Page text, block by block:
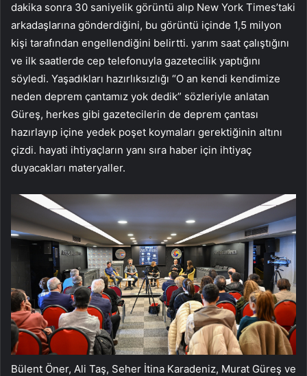
dakika sonra 30 saniyelik görüntü alıp New York Times’taki
arkadaşlarına gönderdiğini, bu görüntü içinde 1,5 milyon
kişi tarafından engellendiğini belirtti. yarım saat çalıştığını
ve ilk saatlerde cep telefonuyla gazetecilik yaptığını
söyledi. Yaşadıkları hazırlıksızlığı “O an kendi kendimize
neden deprem çantamız yok dedik” sözleriyle anlatan
Güreş, herkes gibi gazetecilerin de deprem çantası
hazırlayıp içine yedek poşet koymaları gerektiğinin altını
çizdi. hayati ihtiyaçların yanı sıra haber için ihtiyaç
duyacakları materyaller.
Bülent Öner, Ali Taş, Seher İtina Karadeniz, Murat Güreş ve